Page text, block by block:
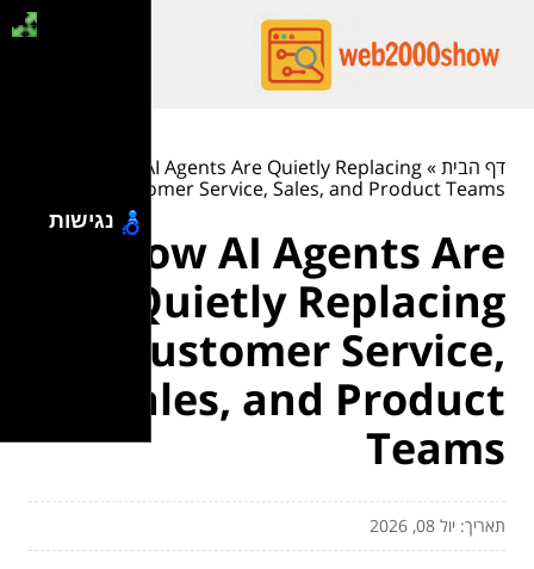
דף הבית»
How AI Agents Are Quietly Replacing
Customer Service, Sales, and Product Teams
How AI Agents Are
Quietly Replacing
Customer Service,
Sales, and Product
Teams
תאריך: יול 08, 2026
נגישות